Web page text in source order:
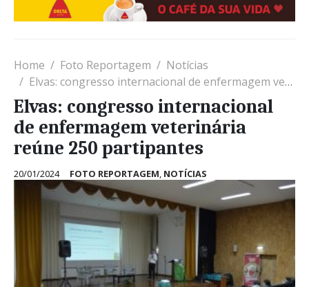
Home Foto Reportagem
Notícias
Elvas: congresso internacional de enfermagem veterinária reúne 250 partipantes
Elvas: congresso internacional
de enfermagem veterinária
reúne 250 partipantes
20/01/2024 FOTO REPORTAGEM, NOTÍCIAS